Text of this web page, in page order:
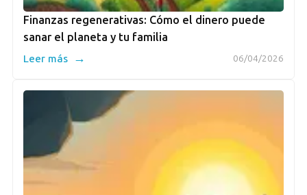
Finanzas regenerativas: Cómo el dinero puede
sanar el planeta y tu familia
06/04/2026
Leer más →